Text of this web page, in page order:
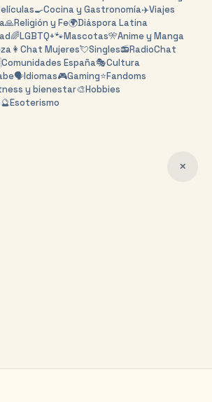
🍳Cocina y Gastronomía✈️Viajes
🙏Religión y Fe🌍Diáspora Latina
🌈LGBTQ+🐾Mascotas🎌Anime y Manga
👩 Chat Mujeres💘Singles📻RadioChat
Comunidades España🎭Cultura
🗣️Idiomas🎮Gaming⭐Fandoms
y bienestar🎨Hobbies
🔮Esoterismo
✕